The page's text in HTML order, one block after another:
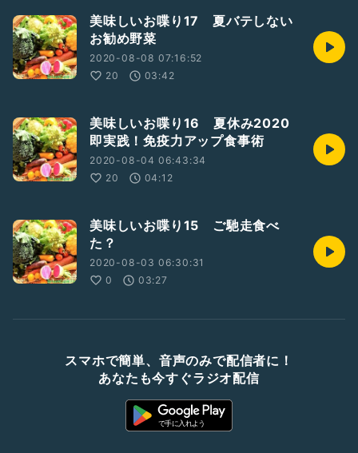
美味しいお喋り17 夏バテしない
お勧め野菜
2020-08-08 07:16:52
20
03:42
美味しいお喋り16 夏休み2020
即実践！免疫力アップ食事術
2020-08-04 06:43:34
20
04:12
美味しいお喋り15 ご馳走食べ
た？
2020-08-03 06:30:31
0
03:27
スマホで簡単、音声のみで配信者に！
あなたも今すぐラジオ配信